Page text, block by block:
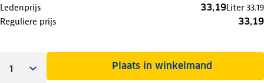
Ledenprijs 33,19Liter 33.19
Reguliere prijs
33,19
Plaats in winkelmand